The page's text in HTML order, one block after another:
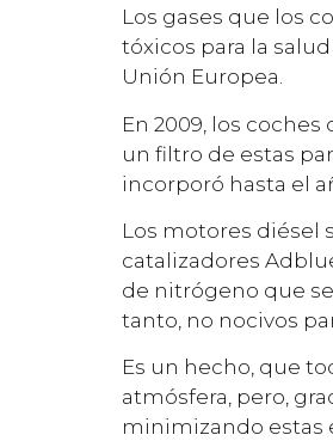
Los gases que los
tóxicos para la
Unión Europea.
En 2009, los
un filtro de estas
incorporó hasta el
Los motores diésel
catalizadores
de nitrógeno que
tanto, no nocivos
Es un hecho, que
atmósfera, pero,
minimizando estas